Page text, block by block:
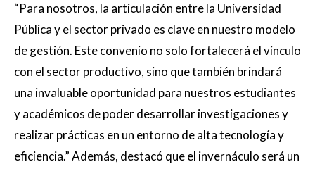
“Para nosotros, la articulación entre la Universidad
Pública y el sector privado es clave en nuestro modelo
de gestión. Este convenio no solo fortalecerá el vínculo
con el sector productivo, sino que también brindará
una invaluable oportunidad para nuestros estudiantes
y académicos de poder desarrollar investigaciones y
realizar prácticas en un entorno de alta tecnología y
eficiencia.” Además, destacó que el invernáculo será un